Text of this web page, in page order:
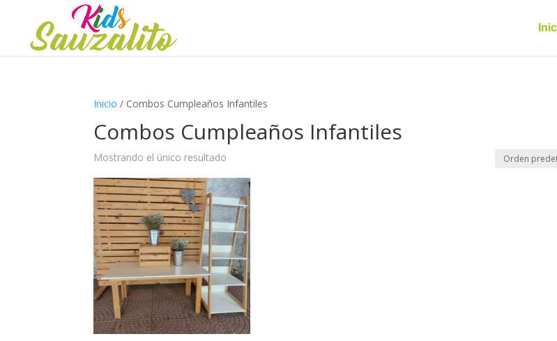
Inicio / Combos Cumpleaños Infantiles
Combos Cumpleaños Infantiles
Mostrando el único resultado